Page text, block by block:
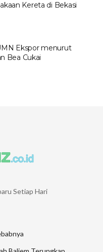
Kereta di Bekasi
Ekspor menurut
Bea Cukai
Setiap Hari